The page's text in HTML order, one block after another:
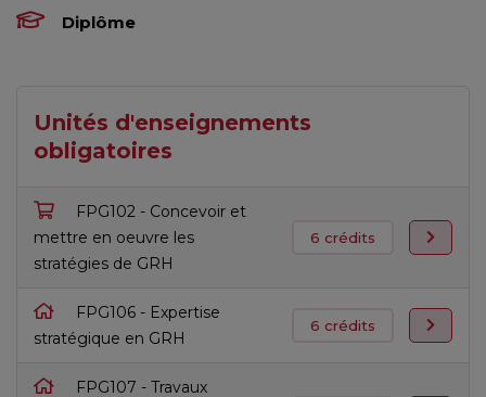
Diplôme
Unités d'enseignements
obligatoires
FPG102 - Concevoir et
mettre en oeuvre les
stratégies de GRH
6 crédits
FPG106 - Expertise
stratégique en GRH
6 crédits
FPG107 - Travaux